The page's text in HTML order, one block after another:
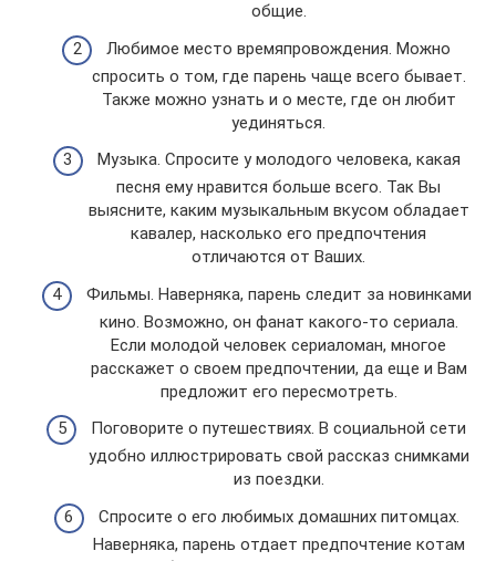
общие.
Любимое место времяпровождения. Можно
спросить о том, где парень чаще всего бывает.
Также можно узнать и о месте, где он любит
уединяться.
Музыка. Спросите у молодого человека, какая
песня ему нравится больше всего. Так Вы
выясните, каким музыкальным вкусом обладает
кавалер, насколько его предпочтения
отличаются от Ваших.
Фильмы. Наверняка, парень следит за новинками
кино. Возможно, он фанат какого-то сериала.
Если молодой человек сериаломан, многое
расскажет о своем предпочтении, да еще и Вам
предложит его пересмотреть.
Поговорите о путешествиях. В социальной сети
удобно иллюстрировать свой рассказ снимками
из поездки.
Спросите о его любимых домашних питомцах.
Наверняка, парень отдает предпочтение котам